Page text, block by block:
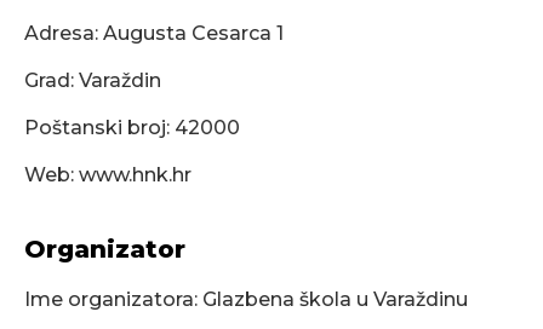
Adresa: Augusta Cesarca 1
Grad: Varaždin
Poštanski broj: 42000
Web: www.hnk.hr
Organizator
Ime organizatora: Glazbena škola u Varaždinu